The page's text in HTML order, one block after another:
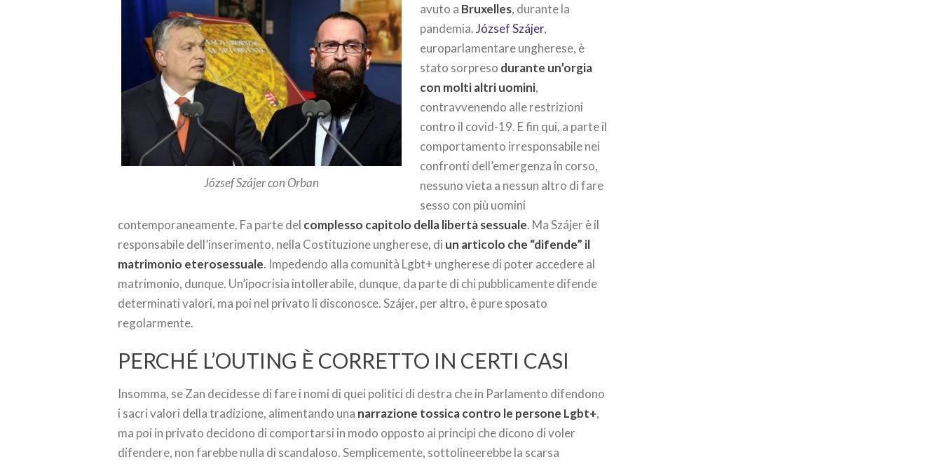
József Szájer con Orban
avuto a Bruxelles, durante la
pandemia.József Szájer,
europarlamentare ungherese, è
stato sorpreso durante un’orgia
con molti altri uomini,
contravvenendo alle restrizioni
contro il covid-19. E fin qui, a parte il
comportamento irresponsabile nei
confronti dell’emergenza in corso,
nessuno vieta a nessun altro di fare
sesso con più uomini
contemporaneamente. Fa parte del complesso capitolo della libertà sessuale. Ma Szájer è il
responsabile dell’inserimento, nella Costituzione ungherese, di un articolo che “difende” il
matrimonio eterosessuale. Impedendo alla comunità Lgbt+ ungherese di poter accedere al
matrimonio, dunque. Un’ipocrisia intollerabile, dunque, da parte di chi pubblicamente difende
determinati valori, ma poi nel privato li disconosce. Szájer, per altro, è pure sposato
regolarmente.
PERCHÉ L’OUTING È CORRETTO IN CERTI CASI
Insomma, se Zan decidesse di fare i nomi di quei politici di destra che in Parlamento difendono
i sacri valori della tradizione, alimentando una narrazione tossica contro le persone Lgbt+,
ma poi in privato decidono di comportarsi in modo opposto ai principi che dicono di voler
difendere, non farebbe nulla di scandaloso. Semplicemente, sottolineerebbe la scarsa